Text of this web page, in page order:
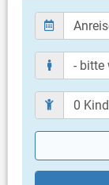
überdacht
Meerblick
Bestuhlung
Balkongröße:
gemeinsame
Sonnenschirm
Weitere
Garten zur